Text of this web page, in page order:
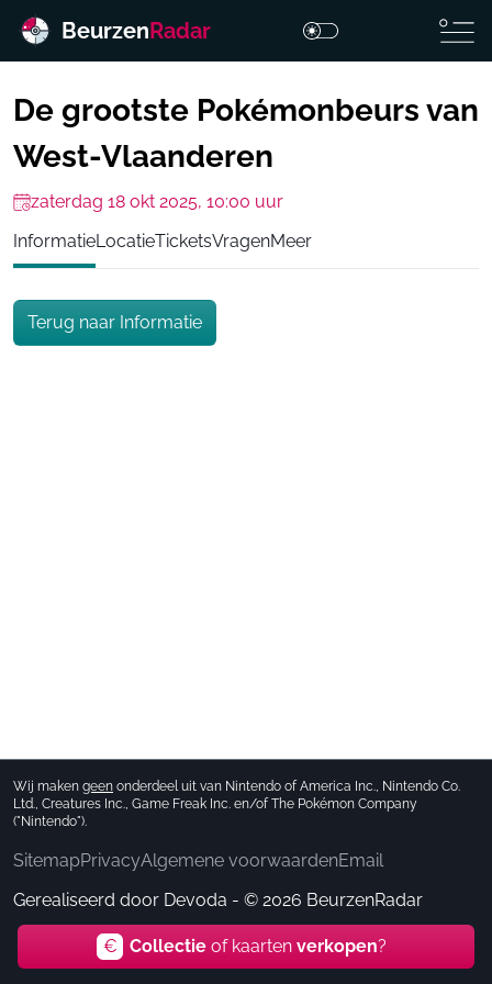
BeurzenRadar
De grootste Pokémonbeurs van
West-Vlaanderen
zaterdag 18 okt 2025, 10:00 uur
InformatieLocatieTicketsVragenMeer
Terug naar Informatie
Wij maken geen onderdeel uit van Nintendo of America Inc., Nintendo Co.
Ltd., Creatures Inc., Game Freak Inc. en/of The Pokémon Company
("Nintendo").
SitemapPrivacyAlgemene voorwaardenEmail
Gerealiseerd door Devoda - © 2026 BeurzenRadar
€ Collectie of kaarten verkopen?